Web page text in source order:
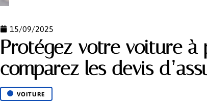
15/09/2025
Protégez votre voiture à
comparez les devis
VOITURE